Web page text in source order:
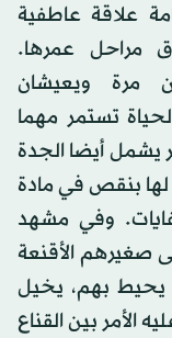
علاقة عاطفية
مراحل عمرها.
مرة ويعيشان
تستمر مهما
أيضا الجدة
بنقص في مادة
وفي مشهد
صغيرهم الأقنعة
يحيط بهم، يخيل
الأمر بين القناع